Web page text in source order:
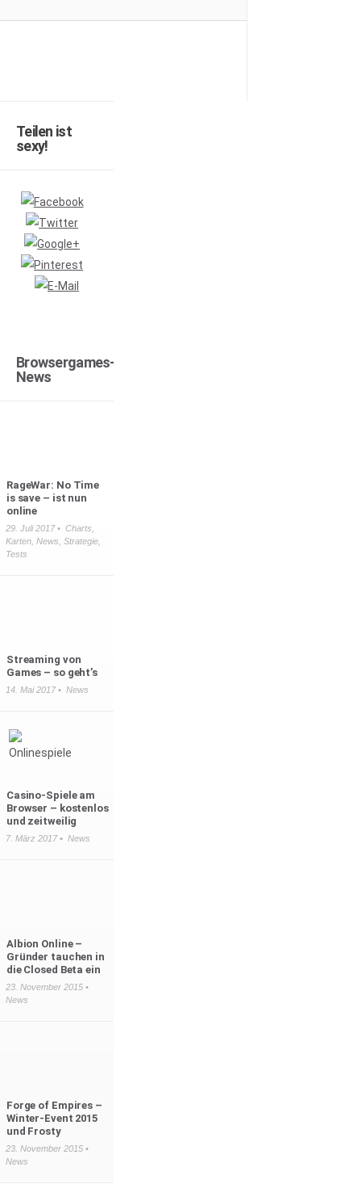
Teilen ist
sexy!
Browsergames-
News
RageWar: No Time
is save – ist nun
online
29. Juli 2017 • Charts
Karten, News Strategie,
Tests
Streaming von
Games – so geht’s
14. Mai 2017 • News
Casino-Spiele am
Browser – kostenlos
und zeitweilig
7. März 2017 • News
Albion Online –
Gründer tauchen in
die Closed Beta ein
23. November 2015 •
News
Forge of Empires –
Winter-Event 2015
und Frosty
23. November 2015 •
News